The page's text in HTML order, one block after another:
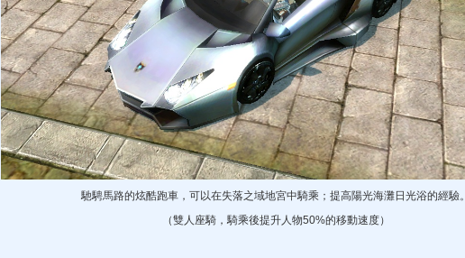
馳騁馬路的炫酷跑車，可以在失落之域地宮中騎乘；提高陽光海灘日光浴的經驗。
（雙人座騎，騎乘後提升人物50%的移動速度）